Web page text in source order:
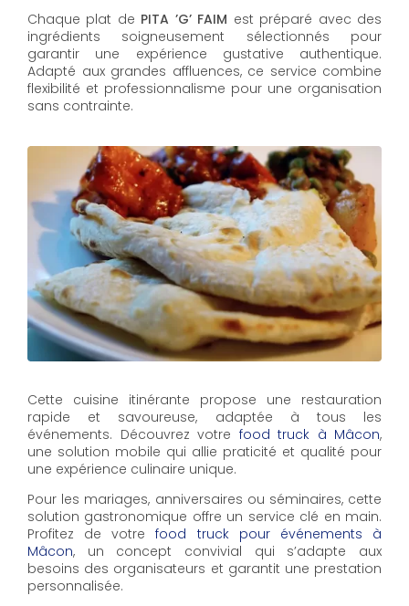
Chaque plat de PITA ’G’ FAIM est préparé avec des
ingrédients soigneusement sélectionnés pour
garantir une expérience gustative authentique.
Adapté aux grandes affluences, ce service combine
flexibilité et professionnalisme pour une organisation
sans contrainte.
Cette cuisine itinérante propose une restauration
rapide et savoureuse, adaptée à tous les
événements. Découvrez votre food truck à Mâcon,
une solution mobile qui allie praticité et qualité pour
une expérience culinaire unique.
Pour les mariages, anniversaires ou séminaires, cette
solution gastronomique offre un service clé en main.
Profitez de votrefood truck pour événements à
Mâcon, un concept convivial qui s’adapte aux
besoins des organisateurs et garantit une prestation
personnalisée.